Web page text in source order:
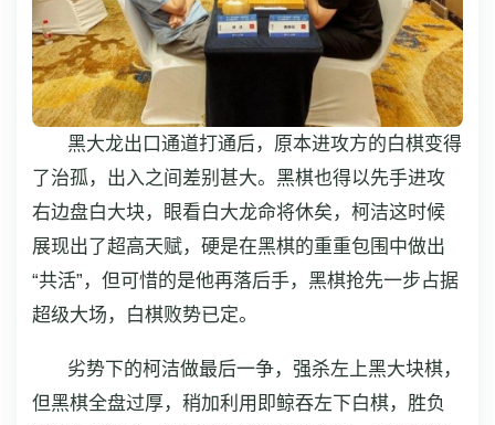
黑大龙出口通道打通后，原本进攻方的白棋变得
了治孤，出入之间差别甚大。黑棋也得以先手进攻
右边盘白大块，眼看白大龙命将休矣，柯洁这时候
展现出了超高天赋，硬是在黑棋的重重包围中做出
“共活”，但可惜的是他再落后手，黑棋抢先一步占据
超级大场，白棋败势已定。
劣势下的柯洁做最后一争，强杀左上黑大块棋，
但黑棋全盘过厚，稍加利用即鲸吞左下白棋，胜负